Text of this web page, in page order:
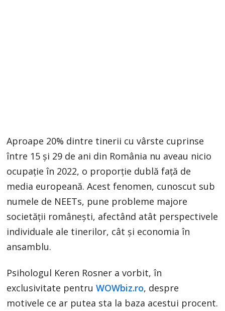
Aproape 20% dintre tinerii cu vârste cuprinse
între 15 și 29 de ani din România nu aveau nicio
ocupație în 2022, o proporție dublă față de
media europeană. Acest fenomen, cunoscut sub
numele de NEETs, pune probleme majore
societății românești, afectând atât perspectivele
individuale ale tinerilor, cât și economia în
ansamblu.
Psihologul Keren Rosner a vorbit, în
exclusivitate pentruWOWbiz.ro, despre
motivele ce ar putea sta la baza acestui procent.